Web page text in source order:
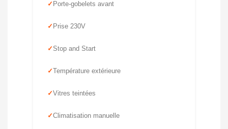
Porte-gobelets avant
Prise 230V
Stop and Start
Température extérieure
Vitres teintées
Climatisation manuelle